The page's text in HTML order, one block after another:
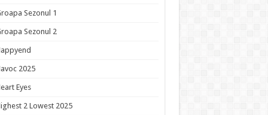
Sezonul 1
Sezonul 2
2025
Eyes
2 Lowest 2025